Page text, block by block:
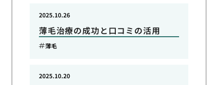
薄毛治療の成功と口コミの活用
2025.10.26
薄毛
2025.10.20